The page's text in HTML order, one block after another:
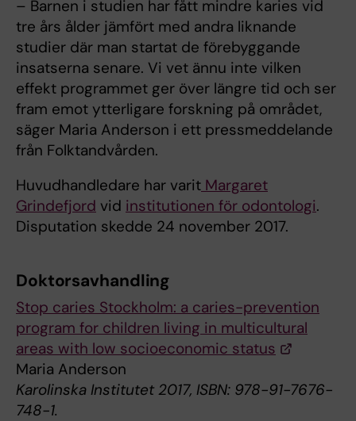
– Barnen i studien har fått mindre karies vid
tre års ålder jämfört med andra liknande
studier där man startat de förebyggande
insatserna senare. Vi vet ännu inte vilken
effekt programmet ger över längre tid och ser
fram emot ytterligare forskning på området,
säger Maria Anderson i ett pressmeddelande
från Folktandvården.
Huvudhandledare har varit Margaret
Grindefjord vid institutionen för odontologi.
Disputation skedde 24 november 2017.
Doktorsavhandling
Stop caries Stockholm: a caries-prevention
program for children living in multicultural
areas with low socioeconomic status
Maria Anderson
Karolinska Institutet 2017, ISBN: 978-91-7676-
748-1.